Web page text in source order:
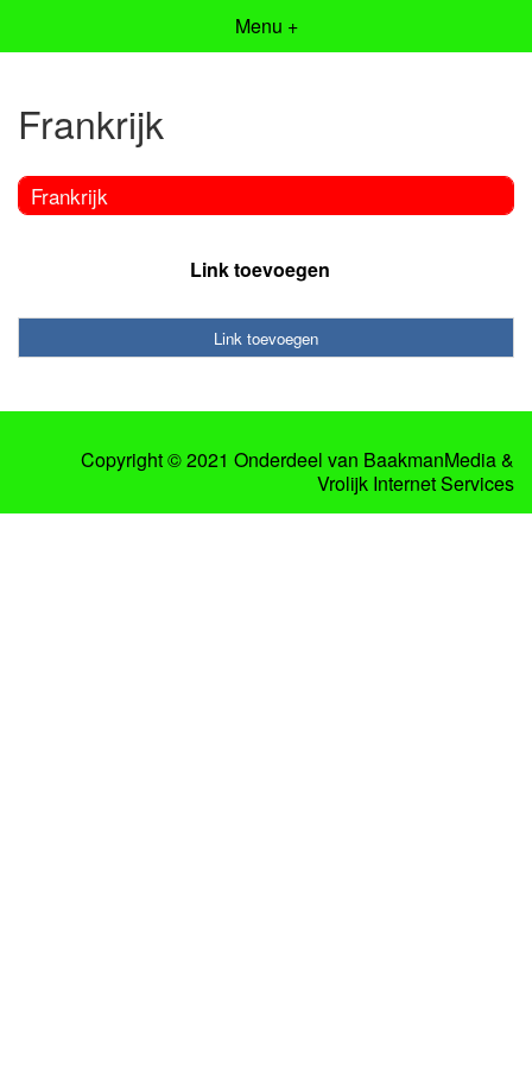
Menu +
Frankrijk
Frankrijk
Link toevoegen
Link toevoegen
Copyright © 2021 Onderdeel van BaakmanMedia&
Vrolijk Internet Services